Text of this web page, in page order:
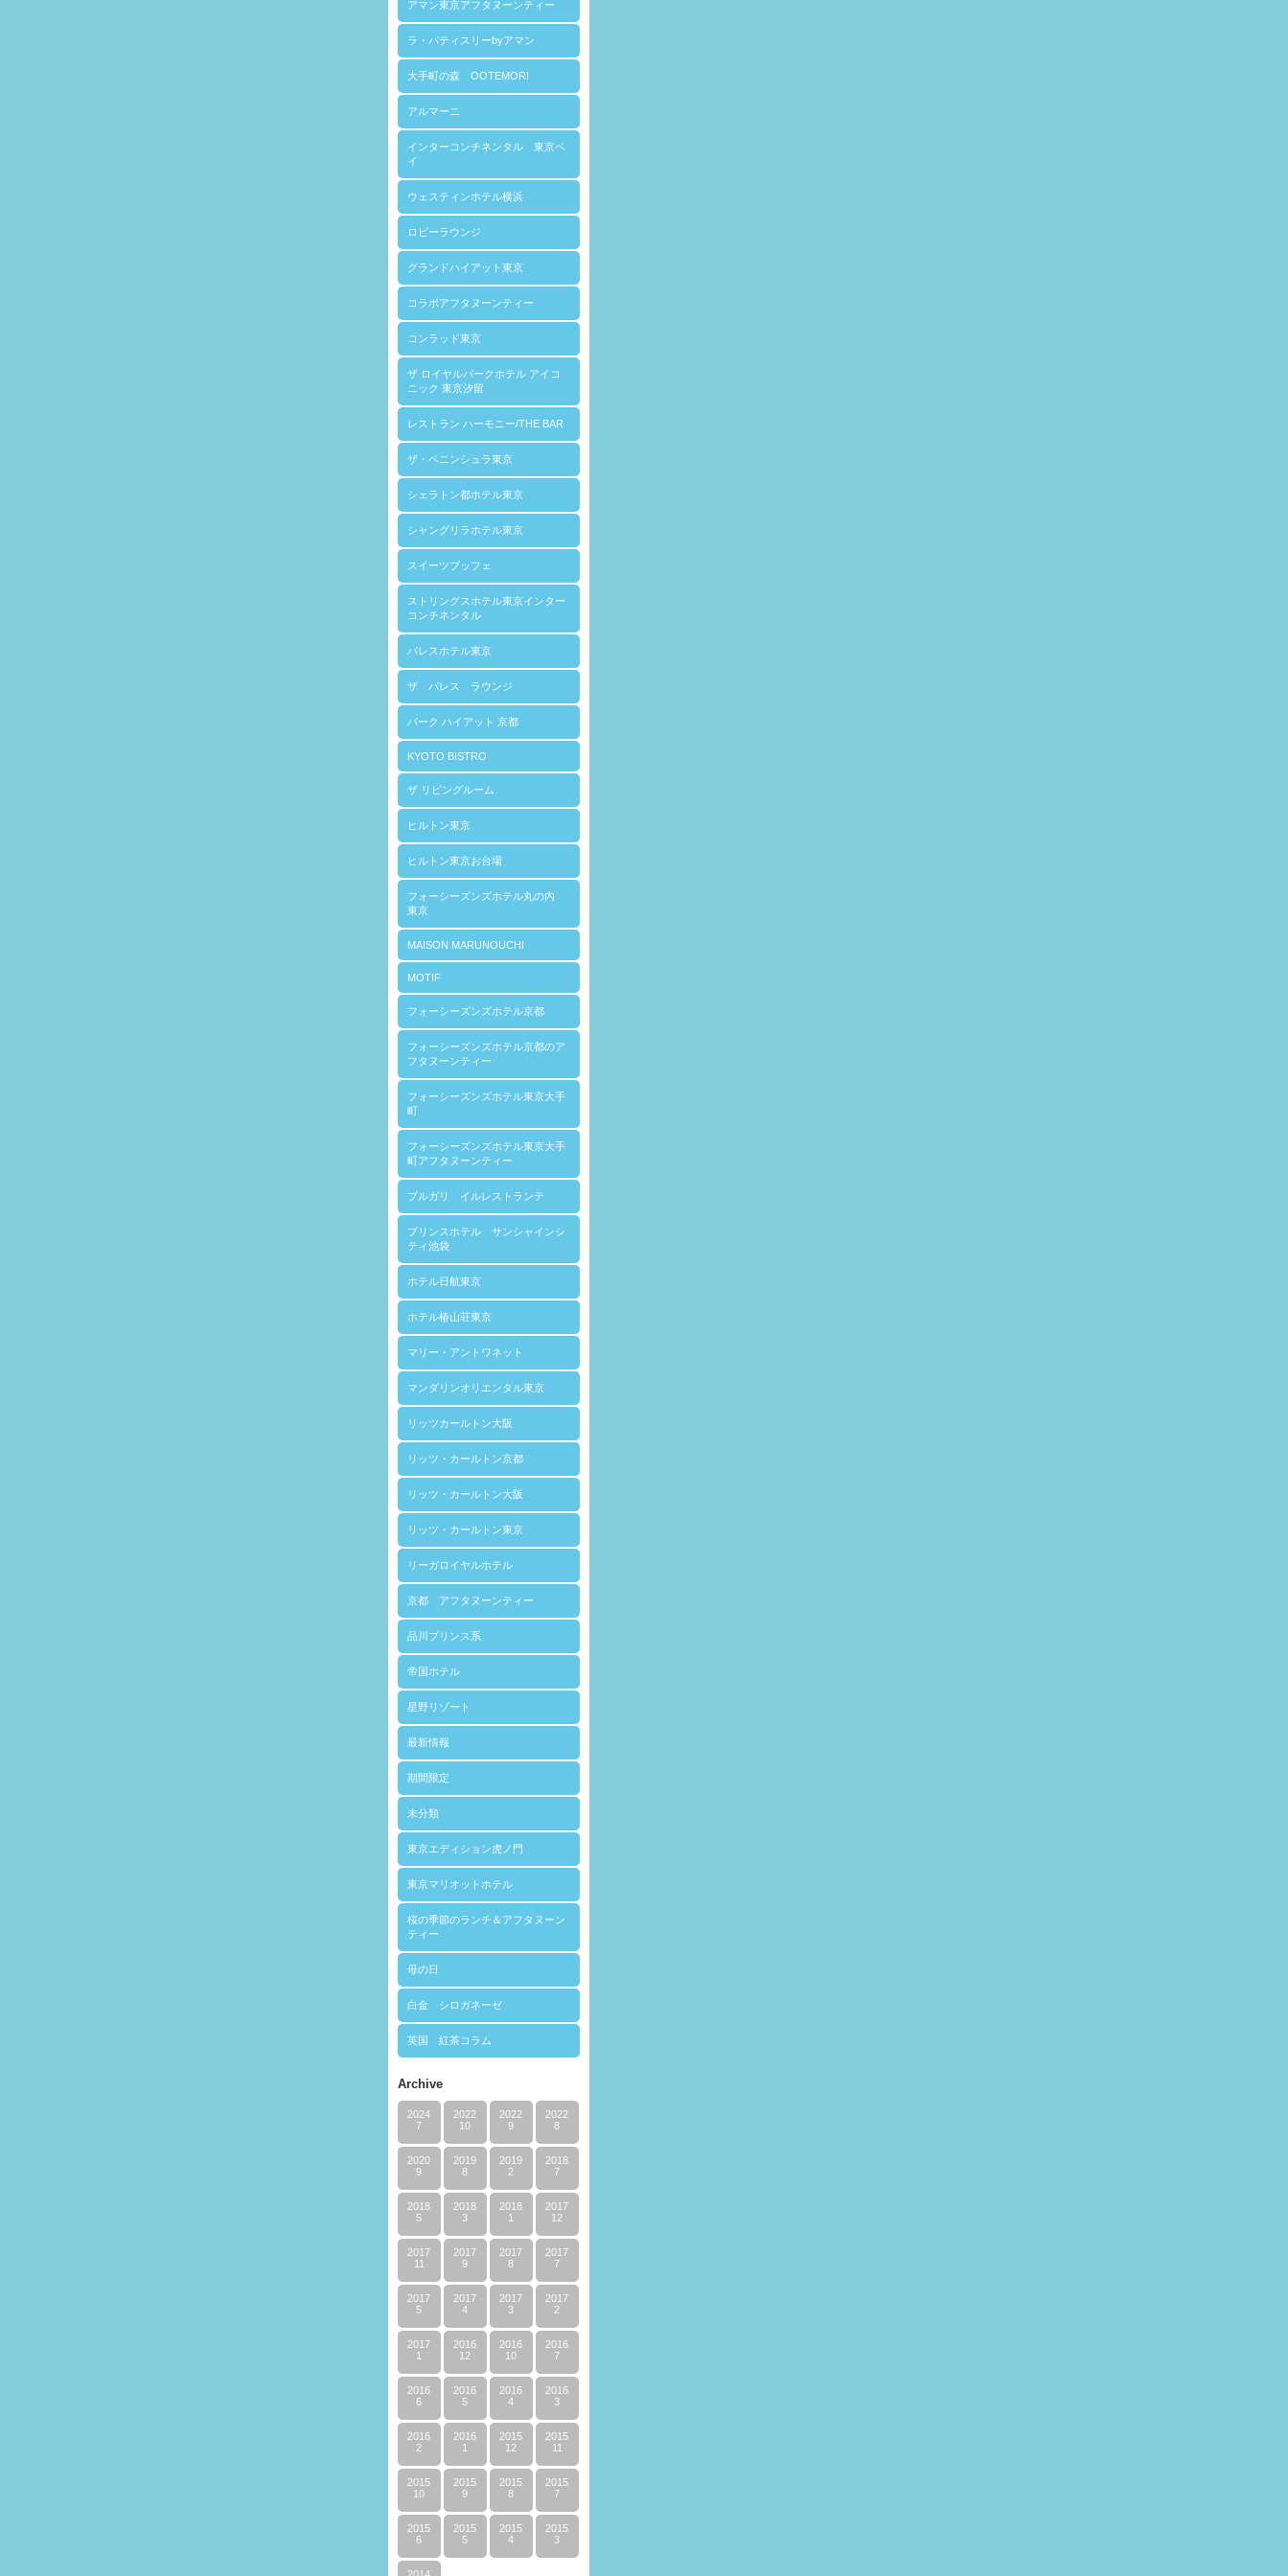
アマン東京アフタヌーンティー
ラ・パティスリーbyアマン
大手町の森 OOTEMORI
アルマーニ
インターコンチネンタル 東京ベ
イ
ウェスティンホテル横浜
ロビーラウンジ
グランドハイアット東京
コラボアフタヌーンティー
コンラッド東京
ザ ロイヤルパークホテル アイコ
ニック 東京汐留
レストラン ハーモニー/THE BAR
ザ・ペニンシュラ東京
シェラトン都ホテル東京
シャングリラホテル東京
スイーツブッフェ
ストリングスホテル東京インター
コンチネンタル
パレスホテル東京
ザ パレス ラウンジ
パーク ハイアット 京都
KYOTO BISTRO
ザ リビングルーム
ヒルトン東京
ヒルトン東京お台場
フォーシーズンズホテル丸の内
東京
MAISON MARUNOUCHI
MOTIF
フォーシーズンズホテル京都
フォーシーズンズホテル京都のア
フタヌーンティー
フォーシーズンズホテル東京大手
町
フォーシーズンズホテル東京大手
町アフタヌーンティー
ブルガリ イルレストランテ
プリンスホテル サンシャインシ
ティ池袋
ホテル日航東京
ホテル椿山荘東京
マリー・アントワネット
マンダリンオリエンタル東京
リッツカールトン大阪
リッツ・カールトン京都
リッツ・カールトン大阪
リッツ・カールトン東京
リーガロイヤルホテル
京都 アフタヌーンティー
品川プリンス系
帝国ホテル
星野リゾート
最新情報
期間限定
未分類
東京エディション虎ノ門
東京マリオットホテル
桜の季節のランチ＆アフタヌーン
ティー
母の日
白金 シロガネーゼ
英国 紅茶コラム
Archive
2024
7
2022
10
2022
9
2022
8
2020
9
2019
8
2019
2
2018
7
2018
5
2018
3
2018
1
2017
12
2017
11
2017
9
2017
8
2017
7
2017
5
2017
4
2017
3
2017
2
2017
1
2016
12
2016
10
2016
7
2016
6
2016
5
2016
4
2016
3
2016
2
2016
1
2015
12
2015
11
2015
10
2015
9
2015
8
2015
7
2015
6
2015
5
2015
4
2015
3